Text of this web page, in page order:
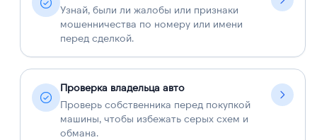
Узнай, были ли жалобы или признаки
мошенничества по номеру или имени
перед сделкой.
Проверка владельца авто
Проверь собственника перед покупкой
машины, чтобы избежать серых схем и
обмана.